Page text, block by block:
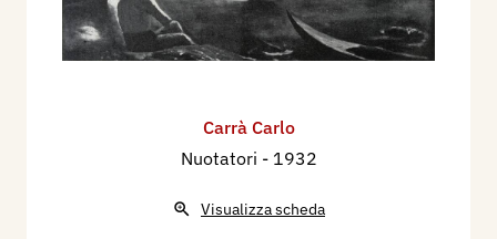
Carrà Carlo
Nuotatori - 1932
Visualizza scheda